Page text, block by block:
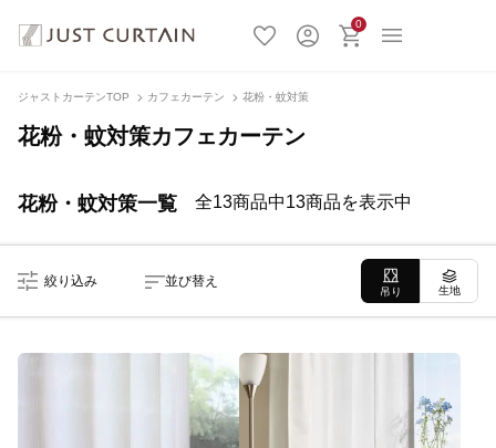
0
ジャストカーテンTOP カフェカーテン 花粉・蚊対策
花粉・蚊対策カフェカーテン
花粉・蚊対策一覧 全13商品中13商品を表示中
絞り込み 並び替え
吊り 生地